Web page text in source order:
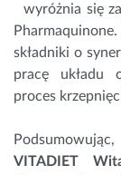
wyróżnia się
składniki o
pracę układu
proces
Podsumowując,
VITADIET